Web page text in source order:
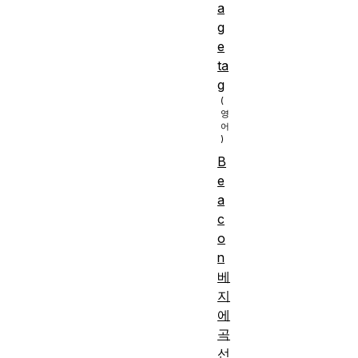
a
g
e
ta
g
B
e
a
c
o
n
베
지
에
곡
선